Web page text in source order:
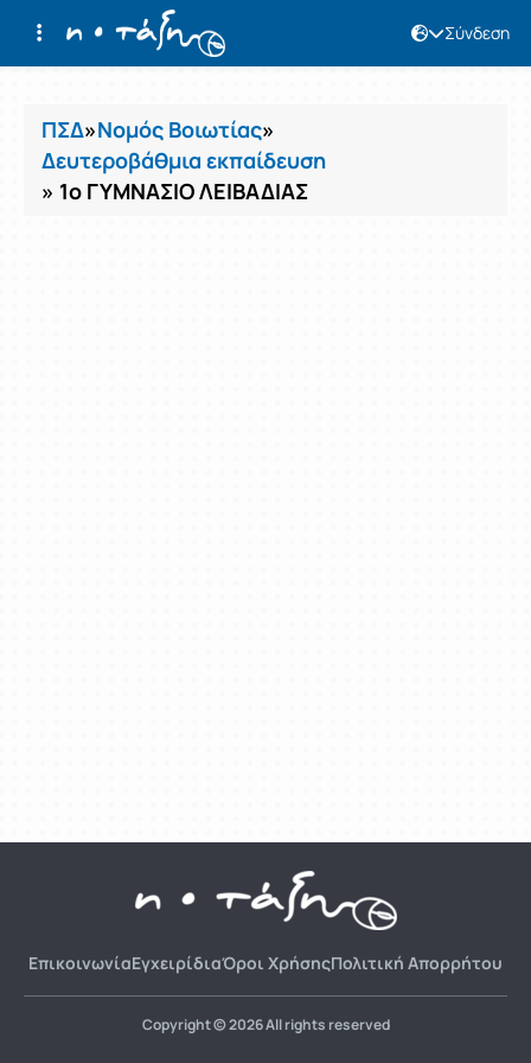
Σύνδεση
Μαθήματα
ΠΣΔ»Νομός Βοιωτίας»
Δευτεροβάθμια εκπαίδευση
» 1ο ΓΥΜΝΑΣΙΟ ΛΕΙΒΑΔΙΑΣ
ΕπικοινωνίαΕγχειρίδιαΌροι ΧρήσηςΠολιτική Απορρήτου
Copyright © 2026 All rights reserved